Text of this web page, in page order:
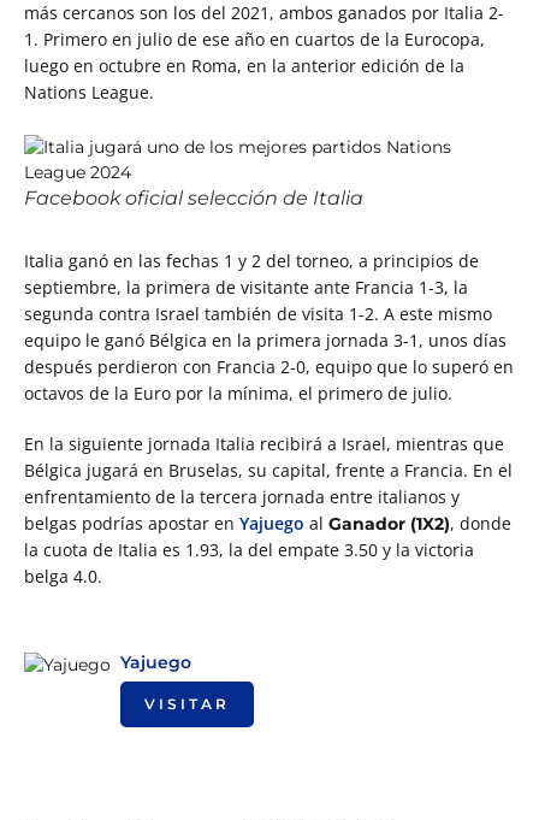
más cercanos son los del 2021, ambos ganados por Italia 2-
1. Primero en julio de ese año en cuartos de la Eurocopa,
luego en octubre en Roma, en la anterior edición de la
Nations League.
Facebook oficial selección de Italia
Italia ganó en las fechas 1 y 2 del torneo, a principios de
septiembre, la primera de visitante ante Francia 1-3, la
segunda contra Israel también de visita 1-2. A este mismo
equipo le ganó Bélgica en la primera jornada 3-1, unos días
después perdieron con Francia 2-0, equipo que lo superó en
octavos de la Euro por la mínima, el primero de julio.
En la siguiente jornada Italia recibirá a Israel, mientras que
Bélgica jugará en Bruselas, su capital, frente a Francia. En el
enfrentamiento de la tercera jornada entre italianos y
belgas podrías apostar en Yajuego al Ganador (1X2), donde
la cuota de Italia es 1.93, la del empate 3.50 y la victoria
belga 4.0.
Yajuego
VISITAR